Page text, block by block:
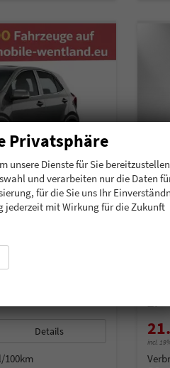
Details
100km
1.0
incl.
Privatsphäre
unsere Dienste für Sie
und verarbeiten nur die Daten
für die Sie uns Ihr
jederzeit mit Wirkung für die Zukunft